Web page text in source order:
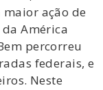
maior ação de
América
percorreu
federais, e
Neste